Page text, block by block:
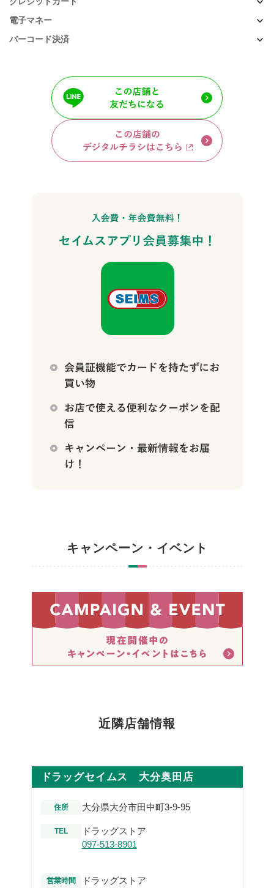
電子マネー
バーコード決済
キャンペーン・イベント
近隣店舗情報
ドラッグセイムス 大分奥田店
住所 大分県大分市田中町3-9-95
TEL
ドラッグストア
097-513-8901
営業時間
ドラッグストア